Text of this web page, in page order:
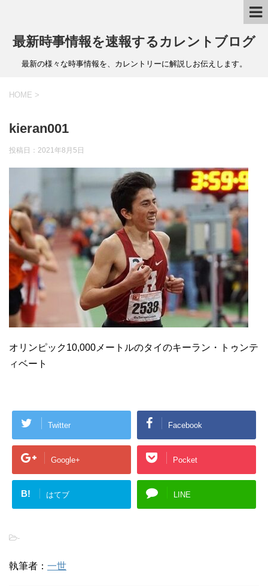
最新時事情報を速報するカレントブログ
最新の様々な時事情報を、カレントリーに解説しお伝えします。
HOME >
kieran001
投稿日： 2021年8月5日
オリンピック10,000メートルのタイのキーラン・トゥンテ
ィベート
Twitter Facebook
Google+ Pocket
B! はてブ LINE
-
執筆者： 一世